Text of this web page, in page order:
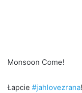
Monsoon Come!
Łapcie #jahlovezrana